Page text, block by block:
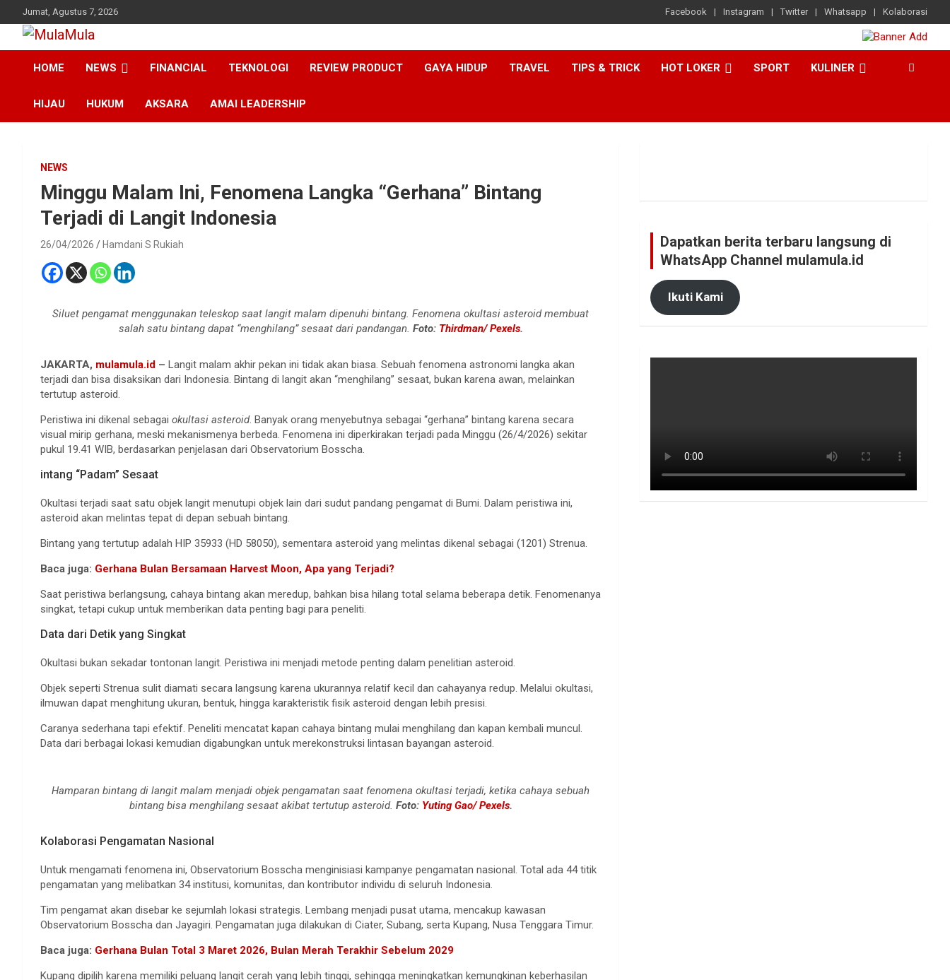
to
content
Jumat, Agustus 7, 2026 Facebook Instagram Twitter Whatsapp Kolaborasi
MulaMula
Medianya para Gen Z
HOME
NEWS FINANCIAL TEKNOLOGI REVIEW PRODUCT GAYA HIDUP TRAVEL TIPS & TRICK HOT LOKER SPORT KULINER
HIJAU HUKUM AKSARA AMAI LEADERSHIP
NEWS
Minggu Malam Ini, Fenomena Langka “Gerhana” Bintang
Terjadi di Langit Indonesia
26/04/2026 Hamdani S Rukiah
Siluet pengamat menggunakan teleskop saat langit malam dipenuhi bintang. Fenomena okultasi asteroid membuat
salah satu bintang dapat “menghilang” sesaat dari pandangan. Foto:Thirdman/ Pexels.
JAKARTA, mulamula.id – Langit malam akhir pekan ini tidak akan biasa. Sebuah fenomena astronomi langka akan
terjadi dan bisa disaksikan dari Indonesia. Bintang di langit akan “menghilang” sesaat, bukan karena awan, melainkan
tertutup asteroid.
Peristiwa ini dikenal sebagai okultasi asteroid. Banyak orang menyebutnya sebagai “gerhana” bintang karena secara
visual mirip gerhana, meski mekanismenya berbeda. Fenomena ini diperkirakan terjadi pada Minggu (26/4/2026) sekitar
pukul 19.41 WIB, berdasarkan penjelasan dari Observatorium Bosscha.
intang “Padam” Sesaat
Okultasi terjadi saat satu objek langit menutupi objek lain dari sudut pandang pengamat di Bumi. Dalam peristiwa ini,
asteroid akan melintas tepat di depan sebuah bintang.
Bintang yang tertutup adalah HIP 35933 (HD 58050), sementara asteroid yang melintas dikenal sebagai (1201) Strenua.
Baca juga: Gerhana Bulan Bersamaan Harvest Moon, Apa yang Terjadi?
Saat peristiwa berlangsung, cahaya bintang akan meredup, bahkan bisa hilang total selama beberapa detik. Fenomenanya
singkat, tetapi cukup untuk memberikan data penting bagi para peneliti.
Data dari Detik yang Singkat
Okultasi bukan sekadar tontonan langit. Peristiwa ini menjadi metode penting dalam penelitian asteroid.
Objek seperti Strenua sulit diamati secara langsung karena ukurannya relatif kecil dan cahayanya redup. Melalui okultasi,
ilmuwan dapat menghitung ukuran, bentuk, hingga karakteristik fisik asteroid dengan lebih presisi.
Caranya sederhana tapi efektif. Peneliti mencatat kapan cahaya bintang mulai menghilang dan kapan kembali muncul.
Data dari berbagai lokasi kemudian digabungkan untuk merekonstruksi lintasan bayangan asteroid.
Hamparan bintang di langit malam menjadi objek pengamatan saat fenomena okultasi terjadi, ketika cahaya sebuah
bintang bisa menghilang sesaat akibat tertutup asteroid. Foto: Yuting Gao/ Pexels.
Kolaborasi Pengamatan Nasional
Untuk mengamati fenomena ini, Observatorium Bosscha menginisiasi kampanye pengamatan nasional. Total ada 44 titik
pengamatan yang melibatkan 34 institusi, komunitas, dan kontributor individu di seluruh Indonesia.
Tim pengamat akan disebar ke sejumlah lokasi strategis. Lembang menjadi pusat utama, mencakup kawasan
Observatorium Bosscha dan Jayagiri. Pengamatan juga dilakukan di Ciater, Subang, serta Kupang, Nusa Tenggara Timur.
Baca juga: Gerhana Bulan Total 3 Maret 2026, Bulan Merah Terakhir Sebelum 2029
Kupang dipilih karena memiliki peluang langit cerah yang lebih tinggi, sehingga meningkatkan kemungkinan keberhasilan
Dapatkan berita terbaru langsung di
WhatsApp Channel mulamula.id
Ikuti Kami